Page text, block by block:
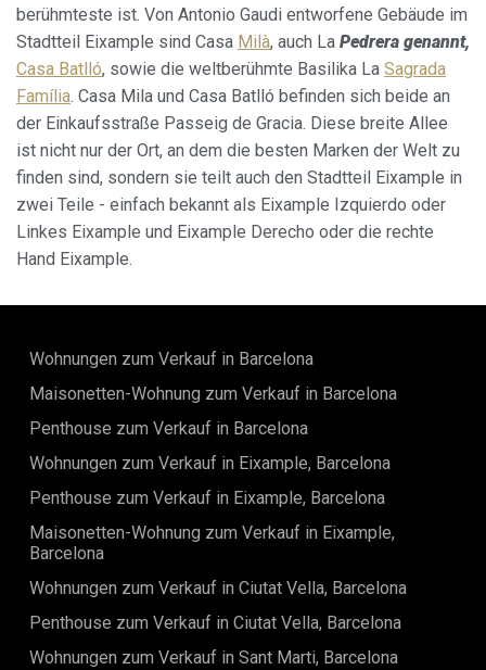
berühmteste ist. Von Antonio Gaudi entworfene Gebäude im
Stadtteil Eixample sind Casa Milà, auch La Pedrera genannt,
Casa Batlló, sowie die weltberühmte Basilika La Sagrada
Família. Casa Mila und Casa Batlló befinden sich beide an
der Einkaufsstraße Passeig de Gracia. Diese breite Allee
ist nicht nur der Ort, an dem die besten Marken der Welt zu
finden sind, sondern sie teilt auch den Stadtteil Eixample in
zwei Teile - einfach bekannt als Eixample Izquierdo oder
Linkes Eixample und Eixample Derecho oder die rechte
Hand Eixample.
Wohnungen zum Verkauf in Barcelona
Maisonetten-Wohnung zum Verkauf in Barcelona
Penthouse zum Verkauf in Barcelona
Wohnungen zum Verkauf in Eixample, Barcelona
Penthouse zum Verkauf in Eixample, Barcelona
Maisonetten-Wohnung zum Verkauf in Eixample,
Barcelona
Wohnungen zum Verkauf in Ciutat Vella, Barcelona
Penthouse zum Verkauf in Ciutat Vella, Barcelona
Wohnungen zum Verkauf in Sant Marti, Barcelona